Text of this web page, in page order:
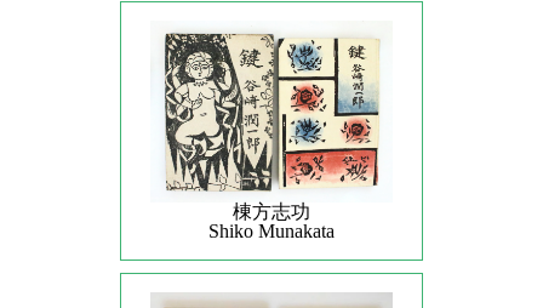
棟方志功
Shiko Munakata